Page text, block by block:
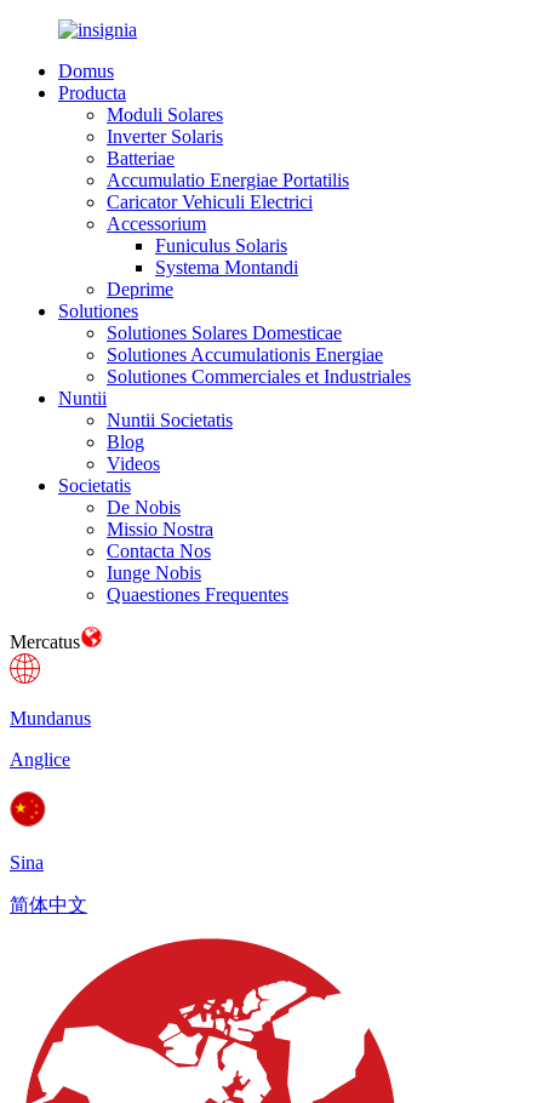
Domus
Producta
Moduli Solares
Inverter Solaris
Batteriae
Accumulatio Energiae Portatilis
Caricator Vehiculi Electrici
Accessorium
Funiculus Solaris
Systema Montandi
Deprime
Solutiones
Solutiones Solares Domesticae
Solutiones Accumulationis Energiae
Solutiones Commerciales et Industriales
Nuntii
Nuntii Societatis
Blog
Videos
Societatis
De Nobis
Missio Nostra
Contacta Nos
Iunge Nobis
Quaestiones Frequentes
Mercatus
Mundanus
Anglice
Sina
简体中文